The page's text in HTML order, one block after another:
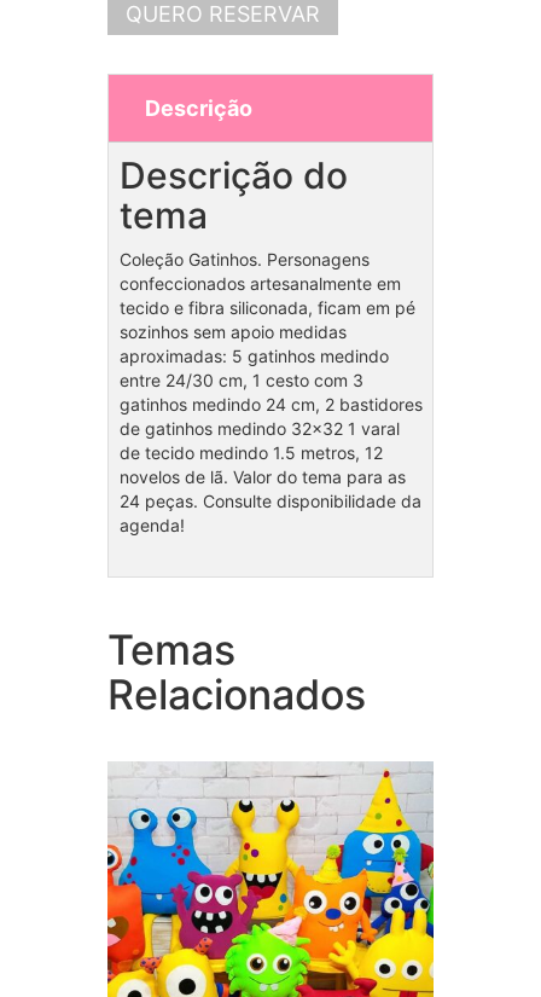
QUERO RESERVAR
Descrição
Descrição do
tema
Coleção Gatinhos. Personagens
confeccionados artesanalmente em
tecido e fibra siliconada, ficam em pé
sozinhos sem apoio medidas
aproximadas: 5 gatinhos medindo
entre 24/30 cm, 1 cesto com 3
gatinhos medindo 24 cm, 2 bastidores
de gatinhos medindo 32×32 1 varal
de tecido medindo 1.5 metros, 12
novelos de lã. Valor do tema para as
24 peças. Consulte disponibilidade da
agenda!
Temas
Relacionados
Coleção Monstrinhos